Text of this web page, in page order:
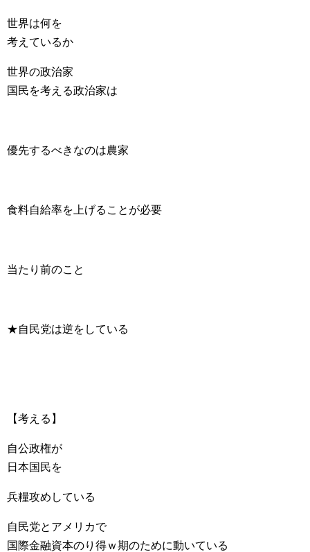
世界は何を
考えているか
世界の政治家
国民を考える政治家は
優先するべきなのは農家
食料自給率を上げることが必要
当たり前のこと
★自民党は逆をしている
【考える】
自公政権が
日本国民を
兵糧攻めしている
自民党とアメリカで
国際金融資本のり得ｗ期のために動いている